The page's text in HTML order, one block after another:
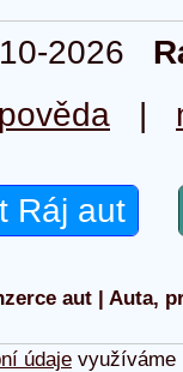
2026
|
Ráj aut
aut | Auta,
údajevyužíváme